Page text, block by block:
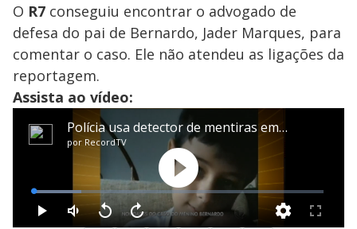
O R7 conseguiu encontrar o advogado de
defesa do pai de Bernardo, Jader Marques, para
comentar o caso. Ele não atendeu as ligações da
reportagem.
Assista ao vídeo: